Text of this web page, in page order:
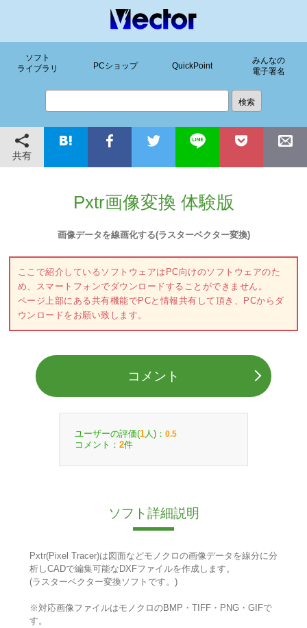
ソフト
ライブラリ
PCショップ QuickPoint
みんなの
電子署名
共有
Pxtr画像変換 体験版
画像データを線画化する(ラスターベクター変換)
ここで紹介しているソフトウェアはPC向けのソフトウェアのた
め、スマートフォンでダウンロードすることができません。
ページ上部にある共有機能でPCと情報共有して頂き、PCからダ
ウンロードをお願い致します。
コメント
ユーザーの評価(1 人)： 0.5
コメント： 2件
ソフト詳細説明
Pxtr(Pixel Tracer)は図面などモノクロの画像データを線分に分
析しCADで編集可能なDXFファイルを作成します。
(ラスターベクター変換ソフトです。)
※対応画像ファイルはモノクロのBMP・TIFF・PNG・GIFで
す。